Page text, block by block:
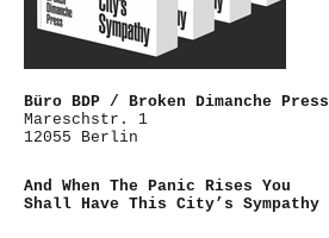
Büro BDP / Broken Dimanche Press
Mareschstr. 1
12055 Berlin
And When The Panic Rises You
Shall Have This City’s Sympathy